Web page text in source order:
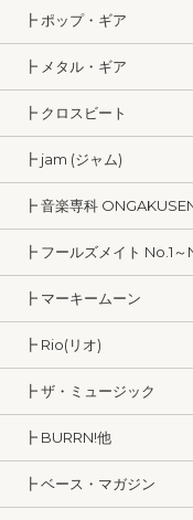
┣ ポップ・ギア
┣ メタル・ギア
┣ クロスビート
┣ jam (ジャム)
┣ 音楽専科
┣ フールズメイト No.1～
┣ マーキームーン
┣ Rio(リオ)
┣ ザ・ミュージック
┣ BURRN!他
┣ ベース・マガジン